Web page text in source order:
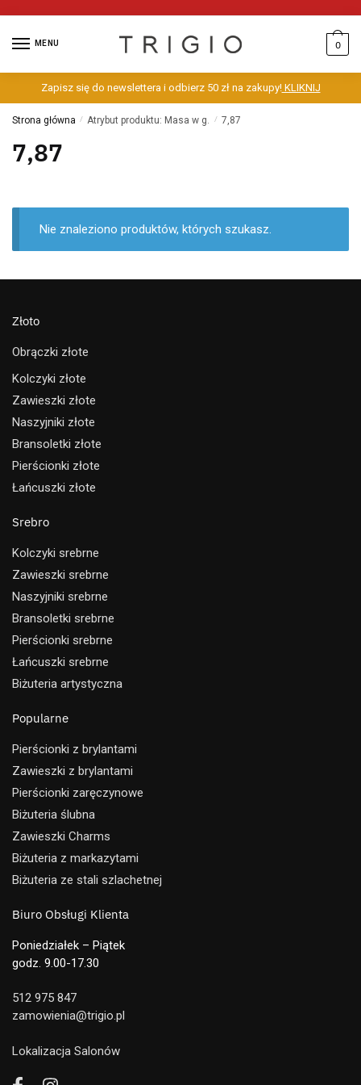
MENU 0
Zapisz się do newslettera i odbierz 50 zł na zakupy!KLIKNIJ
Strona główna / Atrybut produktu: Masa w g. / 7,87
7,87
Nie znaleziono produktów, których szukasz.
Złoto
Obrączki złote
Kolczyki złote
Zawieszki złote
Naszyjniki złote
Bransoletki złote
Pierścionki złote
Łańcuszki złote
Srebro
Kolczyki srebrne
Zawieszki srebrne
Naszyjniki srebrne
Bransoletki srebrne
Pierścionki srebrne
Łańcuszki srebrne
Biżuteria artystyczna
Popularne
Pierścionki z brylantami
Zawieszki z brylantami
Pierścionki zaręczynowe
Biżuteria ślubna
Zawieszki Charms
Biżuteria z markazytami
Biżuteria ze stali szlachetnej
Biuro Obsługi Klienta
Poniedziałek – Piątek
godz. 9.00-17.30
512 975 847
zamowienia@trigio.pl
Lokalizacja Salonów